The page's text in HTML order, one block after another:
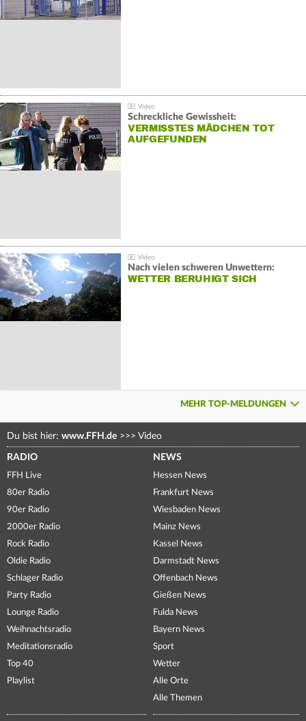
Schreckliche Gewissheit:
VERMISSTES MÄDCHEN TOT
AUFGEFUNDEN
Nach vielen schweren Unwettern:
WETTER BERUHIGT SICH
MEHR TOP-MELDUNGEN
Du bist hier: www.FFH.de >>> Video
RADIO
FFH Live
80er Radio
90er Radio
2000er Radio
Rock Radio
Oldie Radio
Schlager Radio
Party Radio
Lounge Radio
Weihnachtsradio
Meditationsradio
Top 40
Playlist
NEWS
Hessen News
Frankfurt News
Wiesbaden News
Mainz News
Kassel News
Darmstadt News
Offenbach News
Gießen News
Fulda News
Bayern News
Sport
Wetter
Alle Orte
Alle Themen